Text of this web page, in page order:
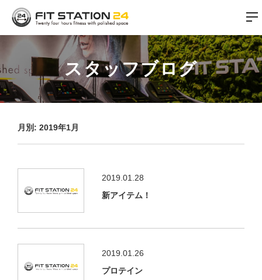
スタッフブログ
月別: 2019年1月
2019.01.28
新アイテム！
2019.01.26
プロテイン